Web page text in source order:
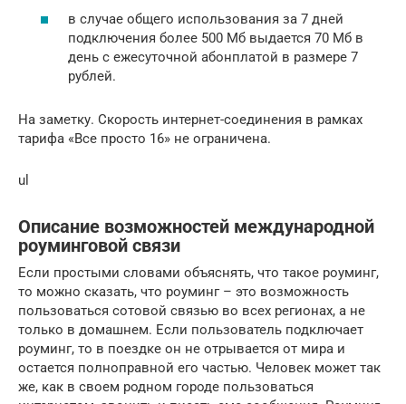
в случае общего использования за 7 дней
подключения более 500 Мб выдается 70 Мб в
день с ежесуточной абонплатой в размере 7
рублей.
На заметку. Скорость интернет-соединения в рамках
тарифа «Все просто 16» не ограничена.
ul
Описание возможностей международной
роуминговой связи
Если простыми словами объяснять, что такое роуминг,
то можно сказать, что роуминг – это возможность
пользоваться сотовой связью во всех регионах, а не
только в домашнем. Если пользователь подключает
роуминг, то в поездке он не отрывается от мира и
остается полноправной его частью. Человек может так
же, как в своем родном городе пользоваться